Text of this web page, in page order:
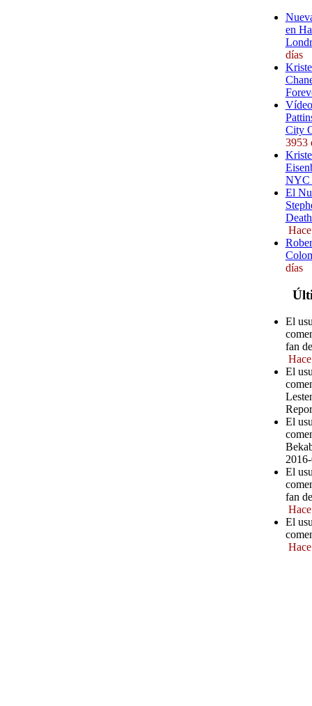
en
días
City
3953
NYC
El
días
El
fan
El
El
El
fan
El